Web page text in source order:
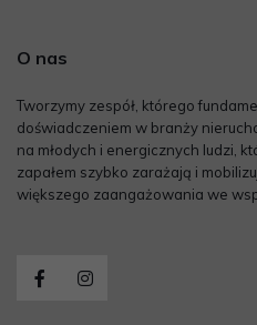
O nas
Tworzymy zespół, którego
doświadczeniem w branży
na młodych i energicznych ludzi,
zapałem szybko zarażają i
większego zaangażowania we